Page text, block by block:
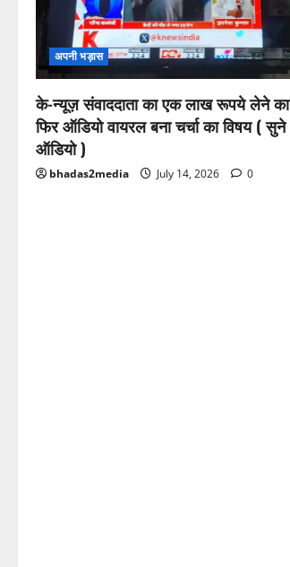
अपनी भड़ास
के-न्यूज़ संवाददाता का एक लाख रूपये लेने का
फिर ऑडियो वायरल बना चर्चा का विषय ( सुने
ऑडियो )
bhadas2media July 14, 2026 0